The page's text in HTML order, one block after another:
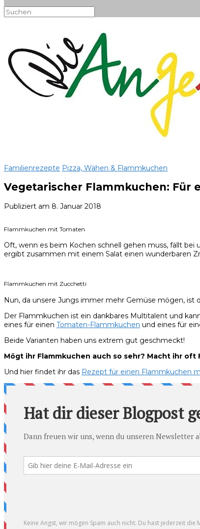
Familienrezepte Pizza, Wähen & Flammkuchen
Vegetarischer Flammkuchen: Für
Publiziert am 8. Januar 2018
Flammkuchen mit Tomaten
Oft, wenn es beim Kochen schnell gehen muss, fällt bei
ergibt zusammen mit einem Salat einen wunderbaren
Flammkuchen mit Zucchetti
Nun, da unsere Jungs immer mehr Gemüse mögen, ist
Der Flammkuchen ist ein dankbares Multitalent und
eines für einen Tomaten-Flammkuchen und eines für
Beide Varianten haben uns extrem gut geschmeckt!
Mögt ihr Flammkuchen auch so sehr? Macht ihr
Und hier findet ihr das Rezept für einen Flammkuchen